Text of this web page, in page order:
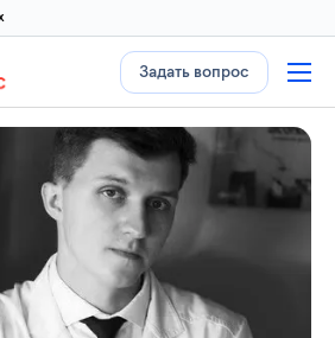
Задать вопрос